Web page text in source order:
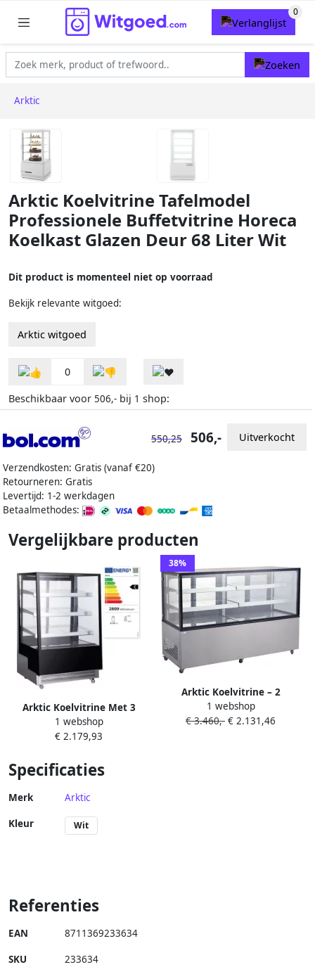
Arktic
Arktic Koelvitrine Tafelmodel
Professionele Buffetvitrine Horeca
Koelkast Glazen Deur 68 Liter Wit
Dit product is momenteel niet op voorraad
Bekijk relevante witgoed:
Arktic witgoed
0
Beschikbaar voor 506,- bij 1 shop:
Verzendkosten: Gratis (vanaf €20)
Retourneren: Gratis
Levertijd: 1-2 werkdagen
Betaalmethodes:
550,25 506,- Uitverkocht
Vergelijkbare producten
Arktic Koelvitrine Met 3
Schuine Schappen- 500L-
230v 490w-
1 webshop
€ 2.179,93
38%
Arktic Koelvitrine – 2
schappen – 410L – LED-
verlichting – verrijdbaar –
1 webshop
€ 3.460,- € 2.131,46
Specificaties
Merk Arktic
Kleur Wit
Referenties
EAN 8711369233634
SKU 233634